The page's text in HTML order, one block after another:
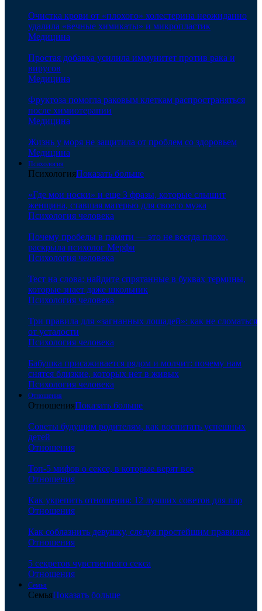
Очистка крови от «плохого» холестерина неожиданно
удалила «вечные химикаты» и микропластик
Медицина
Простая добавка усилила иммунитет против рака и
вирусов
Медицина
Фруктоза помогла раковым клеткам распространяться
после химиотерапии
Медицина
Жизнь у моря не защитила от проблем со здоровьем
Медицина
Психология
ПсихологияПоказать больше
«Где мои носки» и еще 3 фразы, которые слышит
женщина, ставшая матерью для своего мужа
Психология человека
Почему пробелы в памяти — это не всегда плохо,
раскрыла психолог Мерфи
Психология человека
Тест на слова: найдите спрятанные в буквах термины,
которые знает даже школьник
Психология человека
Три правила для «загнанных лошадей»: как не сломаться
от усталости
Психология человека
Бабушка присаживается рядом и молчит: почему нам
снятся близкие, которых нет в живых
Психология человека
Отношения
ОтношенияПоказать больше
Советы будущим родителям, как воспитать успешных
детей
Отношения
Топ-5 мифов о сексе, в которые верят все
Отношения
Как укрепить отношения: 12 лучших советов для пар
Отношения
Как соблазнить девушку, следуя простейшим правилам
Отношения
5 секретов чувственного секса
Отношения
Семья
СемьяПоказать больше